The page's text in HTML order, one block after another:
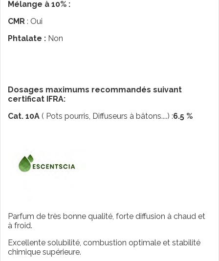
Mélange à 10% :
CMR : Oui
Phtalate : Non
Dosages maximums recommandés suivant
certificat IFRA:
Cat. 10A ( Pots pourris, Diffuseurs à bâtons....) :6.5 %
Parfum de très bonne qualité, forte diffusion à chaud et
à froid.
Excellente solubilité, combustion optimale et stabilité
chimique supérieure.